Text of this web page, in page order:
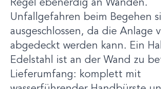
Regel ebenerdig an Wänden.
Unfallgefahren beim Begehen
ausgeschlossen, da die Anlage
abgedeckt werden kann. Ein
Edelstahl ist an der Wand zu
Lieferumfang: komplett mit